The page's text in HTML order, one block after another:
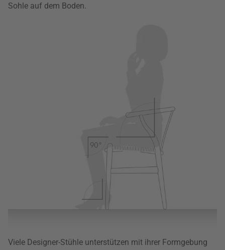
Sohle auf dem Boden.
Viele Designer-Stühle unterstützen mit ihrer Formgebung